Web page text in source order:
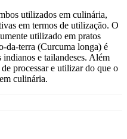
utilizados em culinária,
em termos de utilização. O
utilizado em pratos
da-terra (Curcuma longa) é
e tailandeses. Além
processar e utilizar do que o
culinária.